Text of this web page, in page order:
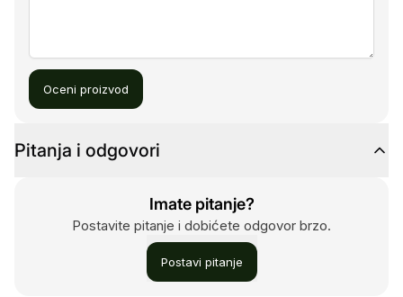
Oceni proizvod
Pitanja i odgovori
Imate pitanje?
Postavite pitanje i dobićete odgovor brzo.
Postavi pitanje